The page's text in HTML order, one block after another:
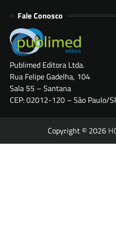
Fale Conosco
Publimed Editora Ltda.
Rua Felipe Gadelha, 104
Sala 55 – Santana
CEP: 02012-120 – São Paulo/
Copyright © 2026